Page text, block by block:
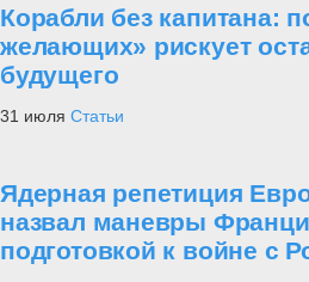
Корабли без капитана:
желающих» рискует
будущего
31 июля Статьи
Ядерная репетиция
назвал маневры
подготовкой к войне с